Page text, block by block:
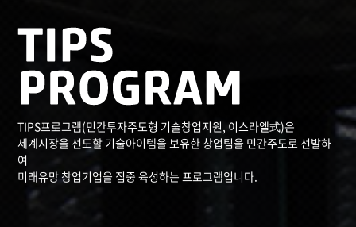
TIPS프로그램(민간투자주도형 기술창업지원, 이스라엘式)은
세계시장을 선도할 기술아이템을 보유한 창업팀을 민간주도로 선발하
여
미래유망 창업기업을 집중 육성하는 프로그램입니다.